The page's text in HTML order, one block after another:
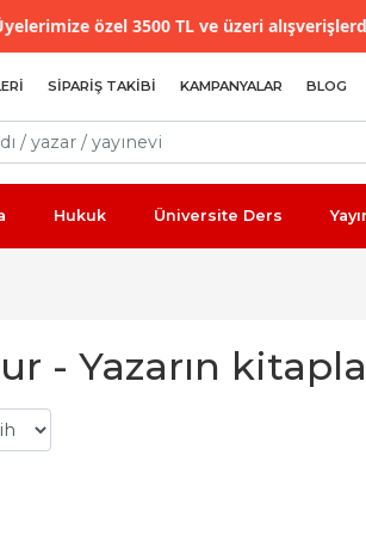
özel 3500 TL ve üzeri
SIPARIŞ TAKIBI KAMPANYALAR BLOG
Hukuk Üniversite Ders
- Yazarın